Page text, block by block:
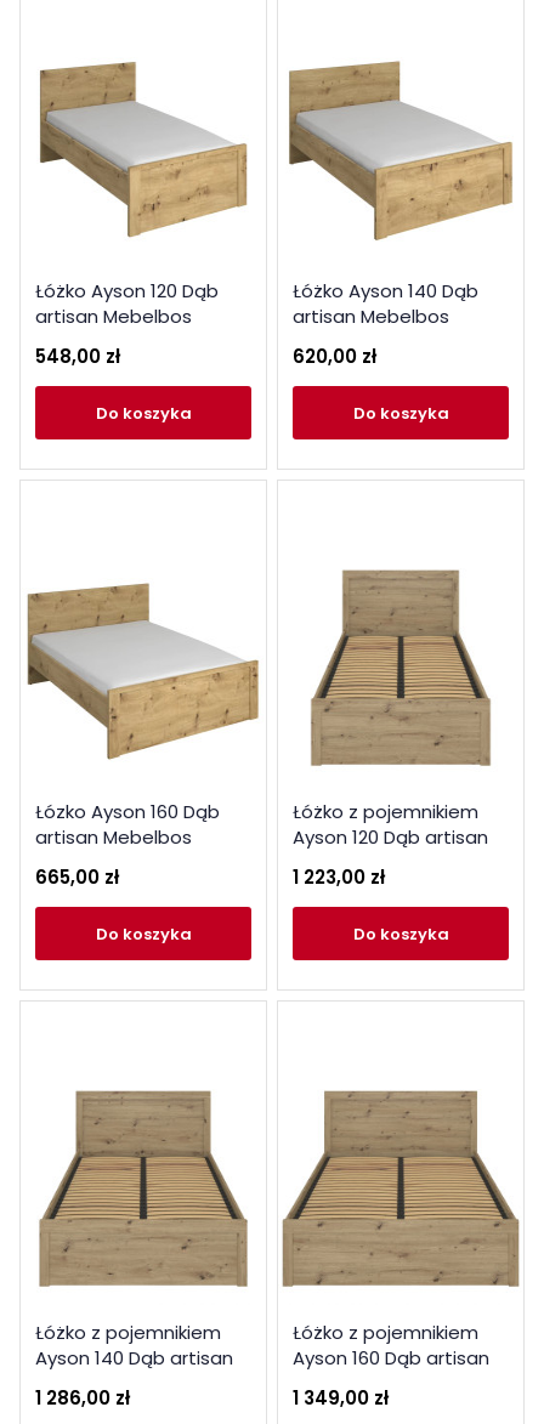
Łóżko Ayson 120 Dąb
artisan Mebelbos
548,00 zł
do koszyka
Łóżko Ayson 140 Dąb
artisan Mebelbos
620,00 zł
do koszyka
Łózko Ayson 160 Dąb
artisan Mebelbos
665,00 zł
do koszyka
Łóżko z pojemnikiem
Ayson 120 Dąb artisan
1 223,00 zł
do koszyka
Łóżko z pojemnikiem
Ayson 140 Dąb artisan
1 286,00 zł
Łóżko z pojemnikiem
Ayson 160 Dąb artisan
1 349,00 zł